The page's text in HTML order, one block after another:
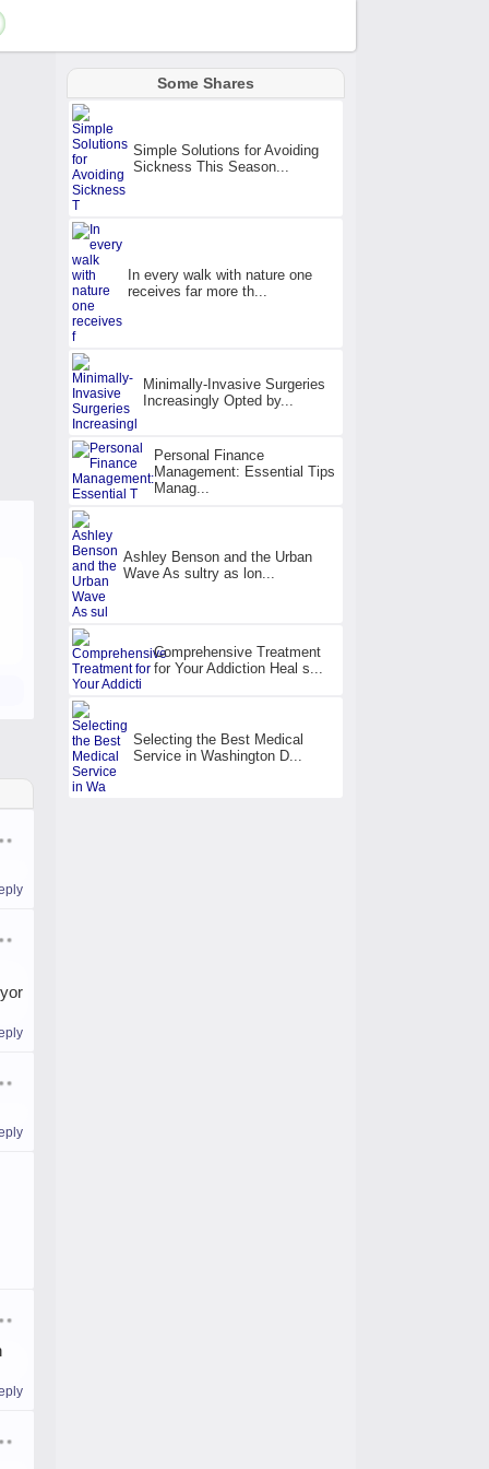
Some Shares
Simple Solutions for Avoiding
Sickness This Season...
In every walk with nature one
receives far more th...
Minimally-Invasive Surgeries
Increasingly Opted by...
Personal Finance
Management: Essential Tips
Manag...
Ashley Benson and the Urban
Wave As sultry as lon...
Comprehensive Treatment
for Your Addiction Heal s...
Selecting the Best Medical
Service in Washington D...